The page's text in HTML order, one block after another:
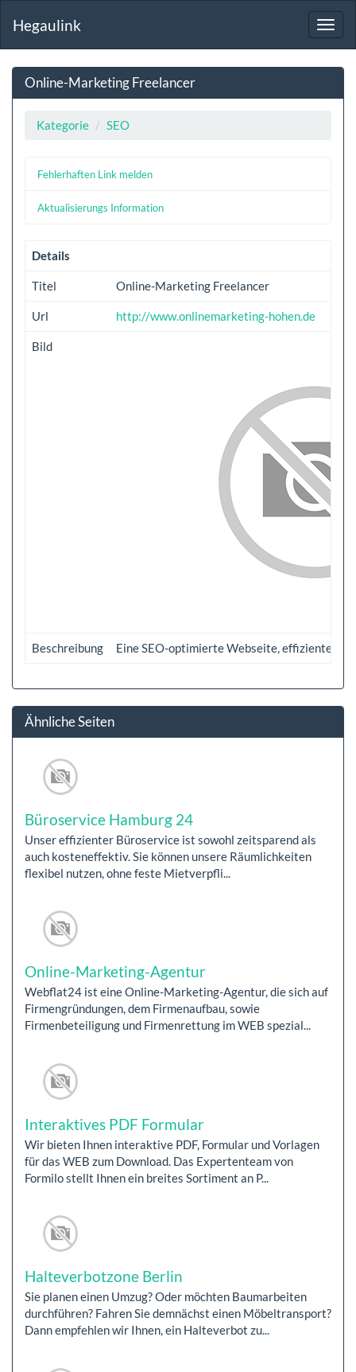
Hegaulink
Online-Marketing Freelancer
Kategorie SEO
Fehlerhaften Link melden
Aktualisierungs Information
Details
Titel Online-Marketing Freelancer
Url http://www.onlinemarketing-hohen.de
Bild
Beschreibung Eine SEO-optimierte Webseite, effiziente
Ähnliche Seiten
Büroservice Hamburg 24
Unser effizienter Büroservice ist sowohl zeitsparend als
auch kosteneffektiv. Sie können unsere Räumlichkeiten
flexibel nutzen, ohne feste Mietverpfli...
Online-Marketing-Agentur
Webflat24 ist eine Online-Marketing-Agentur, die sich auf
Firmengründungen, dem Firmenaufbau, sowie
Firmenbeteiligung und Firmenrettung im WEB spezial...
Interaktives PDF Formular
Wir bieten Ihnen interaktive PDF, Formular und Vorlagen
für das WEB zum Download. Das Expertenteam von
Formilo stellt Ihnen ein breites Sortiment an P...
Halteverbotzone Berlin
Sie planen einen Umzug? Oder möchten Baumarbeiten
durchführen? Fahren Sie demnächst einen Möbeltransport?
Dann empfehlen wir Ihnen, ein Halteverbot zu...